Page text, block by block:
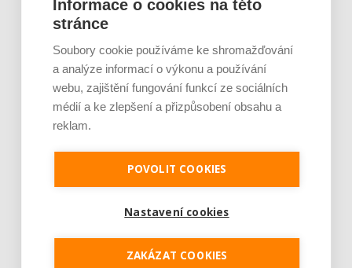
Rajčata, borůvky nebo ořechy. Potraviny,
které v létě pomáhají hormonům a ulevuj [...]
malý restart. Čerstvé ovoce, zelenina nebo
luštěniny jsou práv...
Informace o cookies na této
stránce
Soubory cookie používáme ke shromažďování
a analýze informací o výkonu a používání
webu, zajištění fungování funkcí ze sociálních
médií a ke zlepšení a přizpůsobení obsahu a
reklam.
POVOLIT COOKIES
Nastavení cookies
ZAKÁZAT COOKIES